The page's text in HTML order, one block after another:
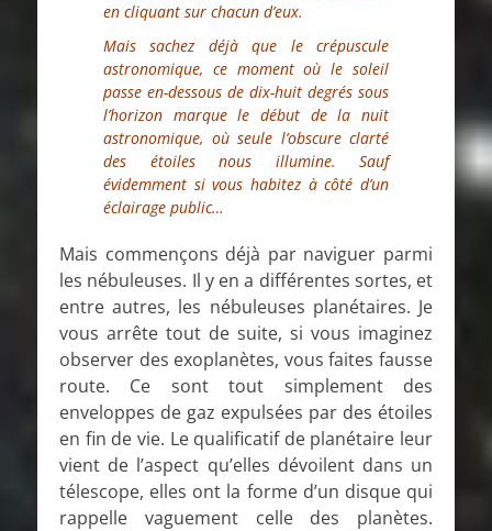
en cliquant sur chacun d’eux.
Mais sachez déjà que le crépuscule
astronomique, ce moment où le soleil
passe en-dessous de dix-huit degrés sous
l’horizon marque le début de la nuit
astronomique, où seule l’obscure clarté
des étoiles nous illumine. Sauf
évidemment si vous habitez à côté d’un
éclairage public…
Mais commençons déjà par naviguer parmi
les nébuleuses. Il y en a différentes sortes, et
entre autres, les nébuleuses planétaires. Je
vous arrête tout de suite, si vous imaginez
observer des exoplanètes, vous faites fausse
route. Ce sont tout simplement des
enveloppes de gaz expulsées par des étoiles
en fin de vie. Le qualificatif de planétaire leur
vient de l’aspect qu’elles dévoilent dans un
télescope, elles ont la forme d’un disque qui
rappelle vaguement celle des planètes.